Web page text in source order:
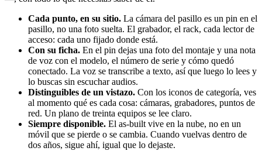
Cada punto, en su sitio. La cámara del pasillo es un pin en el
pasillo, no una foto suelta. El grabador, el rack, cada lector de
acceso: cada uno fijado donde está.
Con su ficha. En el pin dejas una foto del montaje y una nota
de voz con el modelo, el número de serie y cómo quedó
conectado. La voz se transcribe a texto, así que luego lo lees y
lo buscas sin escuchar audios.
Distinguibles de un vistazo. Con los iconos de categoría, ves
al momento qué es cada cosa: cámaras, grabadores, puntos de
red. Un plano de treinta equipos se lee claro.
Siempre disponible. El as-built vive en la nube, no en un
móvil que se pierde o se cambia. Cuando vuelvas dentro de
dos años, sigue ahí, igual que lo dejaste.